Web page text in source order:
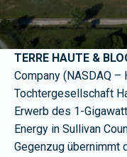
TERRE HAUTE &
Company (NASDAQ –
Tochtergesellschaft
Erwerb des 1-
Energy in Sullivan
Gegenzug übernimmt